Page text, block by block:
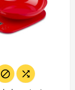
 